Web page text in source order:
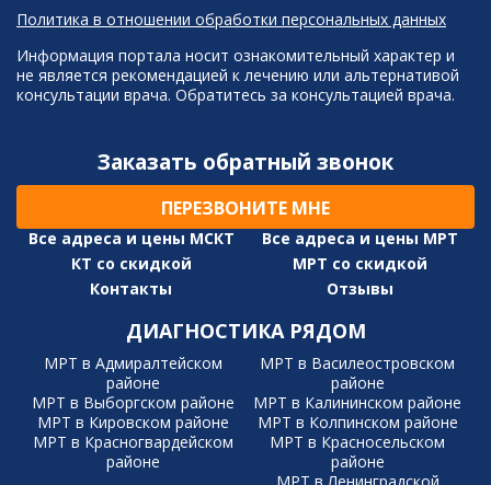
Политика в отношении обработки персональных данных
Информация портала носит ознакомительный характер и
не является рекомендацией к лечению или альтернативой
консультации врача. Обратитесь за консультацией врача.
Заказать обратный звонок
ПЕРЕЗВОНИТЕ МНЕ
Все адреса и цены МСКТ
Все адреса и цены МРТ
КТ со скидкой
МРТ со скидкой
Контакты
Отзывы
ДИАГНОСТИКА РЯДОМ
МРТ в Адмиралтейском
районе
МРТ в Василеостровском
районе
МРТ в Выборгском районе
МРТ в Калининском районе
МРТ в Кировском районе
МРТ в Колпинском районе
МРТ в Красногвардейском
районе
МРТ в Красносельском
районе